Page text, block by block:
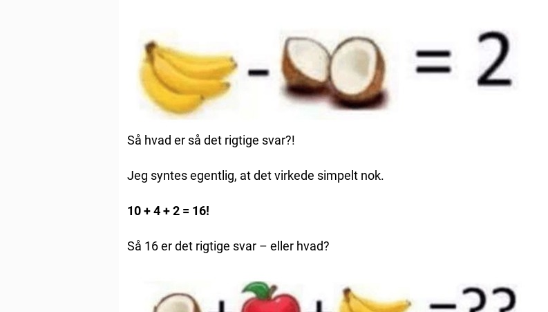
Så hvad er så det rigtige svar?!
Jeg syntes egentlig, at det virkede simpelt nok.
10 + 4 + 2 = 16!
Så 16 er det rigtige svar – eller hvad?